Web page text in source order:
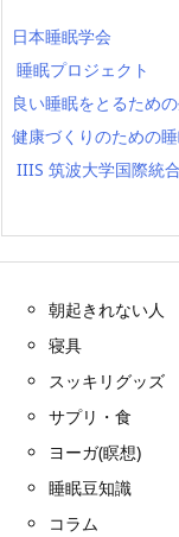
日本睡眠学会
睡眠プロジェクト
良い睡眠をとるため
健康づくりのための
IIIS 筑波大学国際統
朝起きれない人
寝具
スッキリグッズ
サプリ・食
ヨーガ(瞑想)
睡眠豆知識
コラム